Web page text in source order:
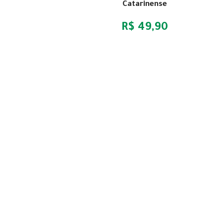
Catarinense
R$ 49,90